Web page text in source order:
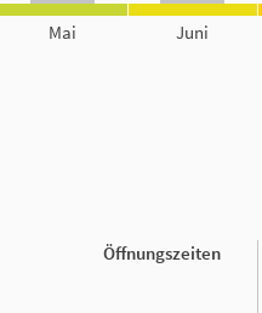
Mai Juni
Öffnungszeiten